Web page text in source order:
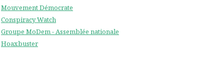
Mouvement Démocrate
Conspiracy Watch
Groupe MoDem - Assemblée nationale
Hoaxbuster